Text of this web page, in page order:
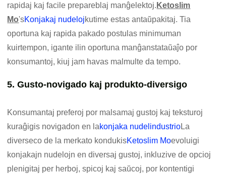
rapidaj kaj facile prepareblaj manĝelektoj. Ketoslim
Mo'sKonjakaj nudelojkutime estas antaŭpakitaj. Tia
oportuna kaj rapida pakado postulas minimuman
kuirtempon, igante ilin oportuna manĝanstataŭaĵo por
konsumantoj, kiuj jam havas malmulte da tempo.
5. Gusto-novigado kaj produkto-diversigo
Konsumantaj preferoj por malsamaj gustoj kaj teksturoj
kuraĝigis novigadon en lakonjaka nudelindustrioLa
diverseco de la merkato kondukisKetoslim Moevoluigi
konjakajn nudelojn en diversaj gustoj, inkluzive de opcioj
plenigitaj per herboj, spicoj kaj saŭcoj, por kontentigi